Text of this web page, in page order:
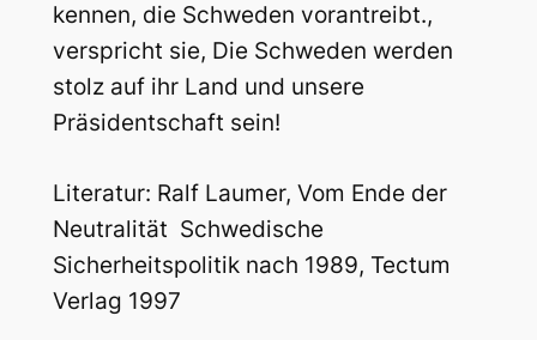
kennen, die Schweden vorantreibt.,
verspricht sie, Die Schweden werden
stolz auf ihr Land und unsere
Präsidentschaft sein!
Literatur: Ralf Laumer, Vom Ende der
Neutralität  Schwedische
Sicherheitspolitik nach 1989, Tectum
Verlag 1997